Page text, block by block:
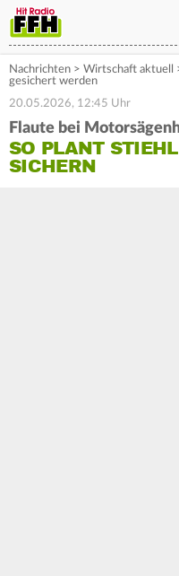
Nachrichten > Wirtschaft aktuell
gesichert werden
20.05.2026, 12:45 Uhr
Flaute bei
SO PLANT
SICHERN